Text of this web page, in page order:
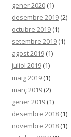
gener 2020 (1)
desembre 2019 (2)
octubre 2019 (1)
setembre 2019 (1)
agost 2019 (1)
juliol 2019 (1)
maig 2019 (1)
març 2019 (2)
gener 2019 (1)
desembre 2018 (1)
novembre 2018 (1)